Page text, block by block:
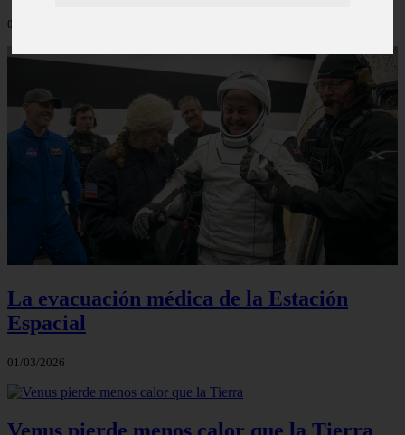
06/03/2026
La evacuación médica de la Estación
Espacial
01/03/2026